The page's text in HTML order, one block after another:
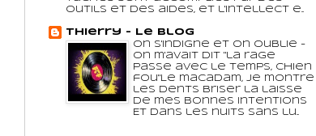
outils et des aides, et l'intellect e...
Thierry - Le Blog
On s'indigne et on oublie -
On m'avait dit "la rage
passe avec le temps, chien
fou"Le macadam, je montre
les dents Briser la laisse
de mes bonnes intentions
Et dans les nuits sans lu...